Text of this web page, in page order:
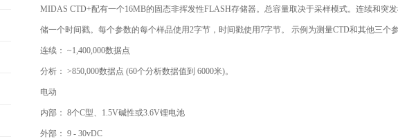
MIDAS CTD+配有一个16MB的固态非挥发性FLASH存储器。总容量取决于采样模式。连续和突
储一个时间戳。每个参数的每个样品使用2字节，时间戳使用7字节。 示例为测量CTD和其他三个参
连续： ~1,400,000数据点
分析： >850,000数据点 (60个分析数据值到 6000米)。
电动
内部： 8个C型、1.5V碱性或3.6V锂电池
外部： 9 - 30vDC